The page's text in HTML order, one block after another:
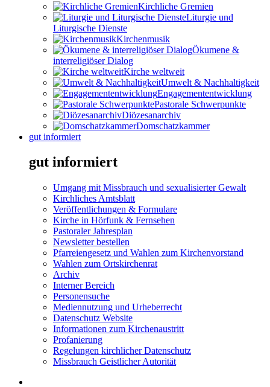
Kirchliche Gremien
Liturgie und
Liturgische Dienste
Kirchenmusik
Ökumene &
interreligiöser Dialog
Kirche weltweit
Umwelt & Nachhaltigkeit
Engagemententwicklung
Pastorale Schwerpunkte
Diözesanarchiv
Domschatzkammer
gut informiert
gut informiert
Umgang mit Missbrauch und sexualisierter Gewalt
Kirchliches Amtsblatt
Veröffentlichungen & Formulare
Kirche in Hörfunk & Fernsehen
Pastoraler Jahresplan
Newsletter bestellen
Pfarreiengesetz und Wahlen zum Kirchenvorstand
Wahlen zum Ortskirchenrat
Archiv
Interner Bereich
Personensuche
Mediennutzung und Urheberrecht
Datenschutz Website
Informationen zum Kirchenaustritt
Profanierung
Regelungen kirchlicher Datenschutz
Missbrauch Geistlicher Autorität